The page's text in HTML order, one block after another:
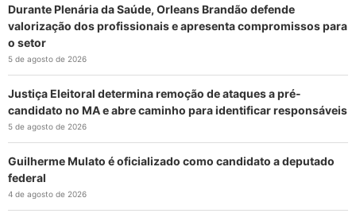
Durante Plenária da Saúde, Orleans Brandão defende
valorização dos profissionais e apresenta compromissos para
o setor
5 de agosto de 2026
Justiça Eleitoral determina remoção de ataques a pré-
candidato no MA e abre caminho para identificar responsáveis
5 de agosto de 2026
Guilherme Mulato é oficializado como candidato a deputado
federal
4 de agosto de 2026